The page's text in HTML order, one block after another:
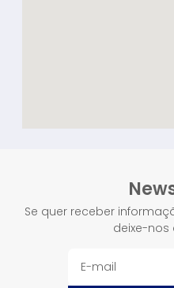
Se quer receber
deixe-nos